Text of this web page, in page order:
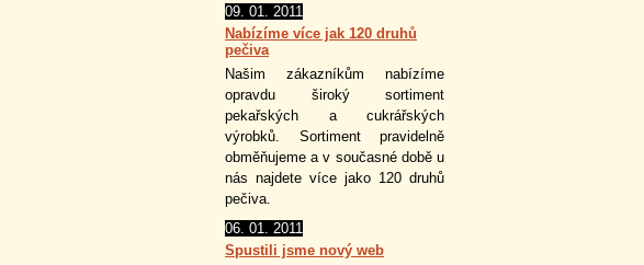
09. 01. 2011
Nabízíme více jak 120 druhů
pečiva
Našim zákazníkům nabízíme
opravdu široký sortiment
pekařských a cukrářských
výrobků. Sortiment pravidelně
obměňujeme a v současné době u
nás najdete více jako 120 druhů
pečiva.
06. 01. 2011
Spustili jsme nový web